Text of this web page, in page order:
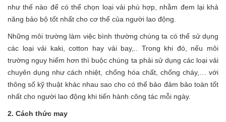
như thế nào để có thể chọn loại vải phù hợp, nhằm đem lại khả
năng bảo bộ tốt nhất cho cơ thể của người lao động.
Những môi trường làm việc bình thường chúng ta có thể sử dụng
các loại vải kaki, cotton hay vải bay,.. Trong khi đó, nếu môi
trường nguy hiểm hơn thì buộc chúng ta phải sử dụng các loại vải
chuyên dụng như cách nhiệt, chống hóa chất, chống cháy,… với
thông số kỹ thuật khác nhau sao cho có thể bảo đảm bảo toàn tốt
nhất cho người lao động khi tiến hành công tác mỗi ngày.
2. Cách thức may